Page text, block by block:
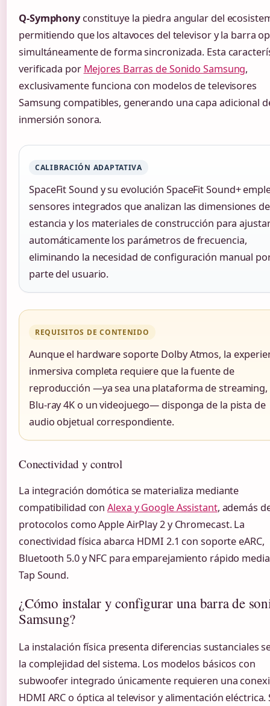
Q-Symphonyconstituye la piedra angular del
permitiendo que los altavoces del televisor y la barra
simultáneamente de forma sincronizada. Esta
verificada por Mejores Barras de Sonido Samsung,
exclusivamente funciona con modelos de televisores
Samsung compatibles, generando una capa adicional
inmersión sonora.
CALIBRACIÓN ADAPTATIVA
SpaceFit Sound y su evolución SpaceFit Sound+
sensores integrados que analizan las dimensiones
estancia y los materiales de construcción para
automáticamente los parámetros de frecuencia,
eliminando la necesidad de configuración manual
parte del usuario.
REQUISITOS DE CONTENIDO
Aunque el hardware soporte Dolby Atmos, la
inmersiva completa requiere que la fuente de
reproducción —ya sea una plataforma de streaming,
Blu-ray 4K o un videojuego— disponga de la pista de
audio objetual correspondiente.
Conectividad y control
La integración domótica se materializa mediante
compatibilidad conAlexa y Google Assistant, además
protocolos como Apple AirPlay 2 y Chromecast. La
conectividad física abarca HDMI 2.1 con soporte eARC,
Bluetooth 5.0 y NFC para emparejamiento rápido
Tap Sound.
¿Cómo instalar y configurar una barra de
Samsung?
La instalación física presenta diferencias sustanciales
la complejidad del sistema. Los modelos básicos con
subwoofer integrado únicamente requieren una
HDMI ARC o óptica al televisor y alimentación eléctrica.